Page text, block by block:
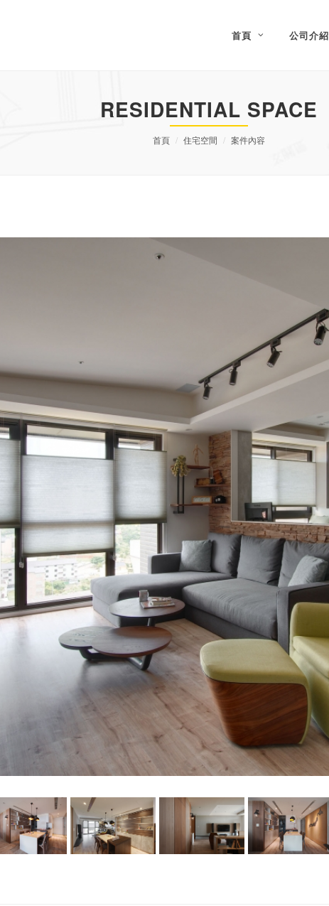
首頁 公司介紹
RESIDENTIAL SPACE
首頁 住宅空間 案件內容